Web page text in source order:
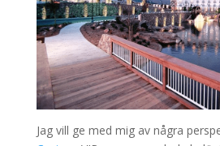
Jag vill ge med mig av några